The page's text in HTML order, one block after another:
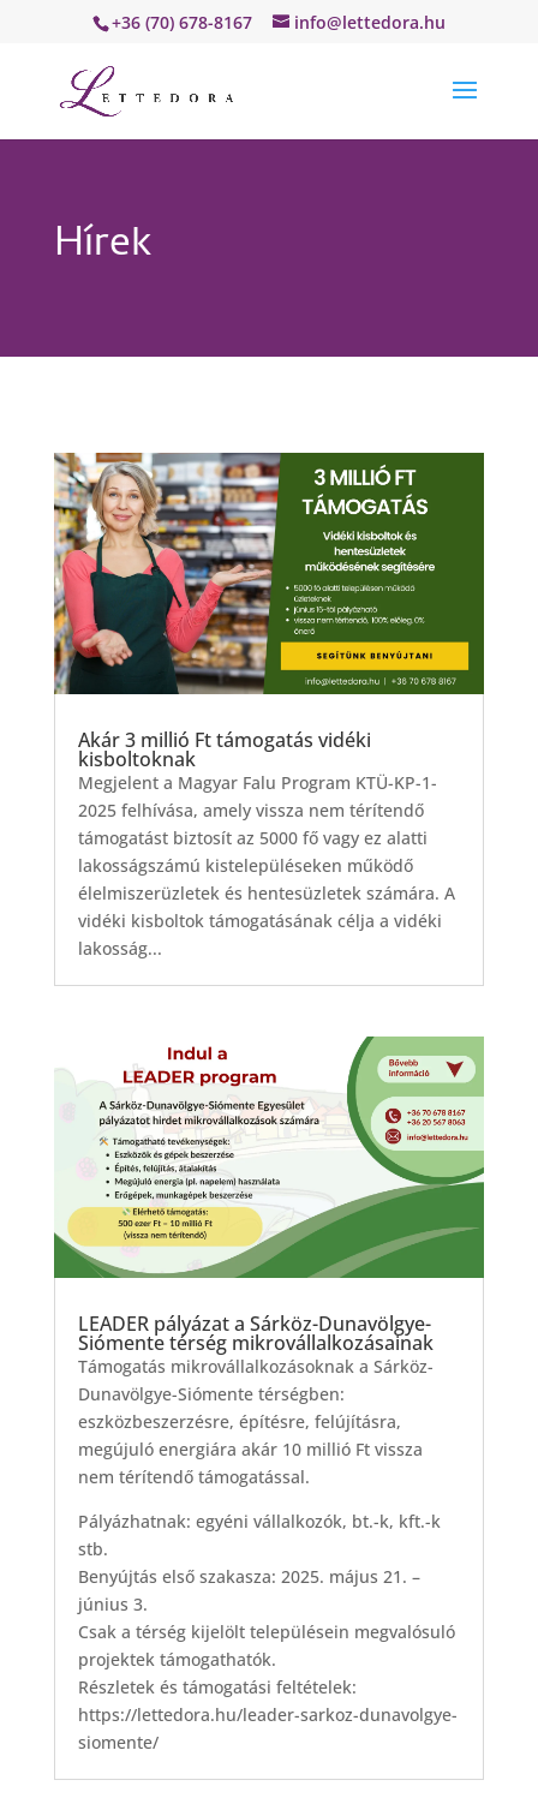
+36 (70) 678-8167 info@lettedora.hu
Hírek
Akár 3 millió Ft támogatás vidéki
kisboltoknak
Megjelent a Magyar Falu Program KTÜ-KP-1-
2025 felhívása, amely vissza nem térítendő
támogatást biztosít az 5000 fő vagy ez alatti
lakosságszámú kistelepüléseken működő
élelmiszerüzletek és hentesüzletek számára. A
vidéki kisboltok támogatásának célja a vidéki
lakosság...
LEADER pályázat a Sárköz-Dunavölgye-
Siómente térség mikrovállalkozásainak
Támogatás mikrovállalkozásoknak a Sárköz-
Dunavölgye-Siómente térségben:
eszközbeszerzésre, építésre, felújításra,
megújuló energiára akár 10 millió Ft vissza
nem térítendő támogatással.
Pályázhatnak: egyéni vállalkozók, bt.-k, kft.-k
stb.
Benyújtás első szakasza: 2025. május 21. –
június 3.
Csak a térség kijelölt településein megvalósuló
projektek támogathatók.
Részletek és támogatási feltételek:
https://lettedora.hu/leader-sarkoz-dunavolgye-
siomente/